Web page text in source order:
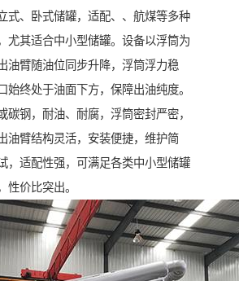
式、卧式储罐，适配、、航煤等多种
尤其适合中小型储罐。设备以浮筒为
油臂随油位同步升降，浮筒浮力稳
始终处于油面下方，保障出油纯度。
碳钢，耐油、耐腐，浮筒密封严密，
油臂结构灵活，安装便捷，维护简
，适配性强，可满足各类中小型储罐
性价比突出。